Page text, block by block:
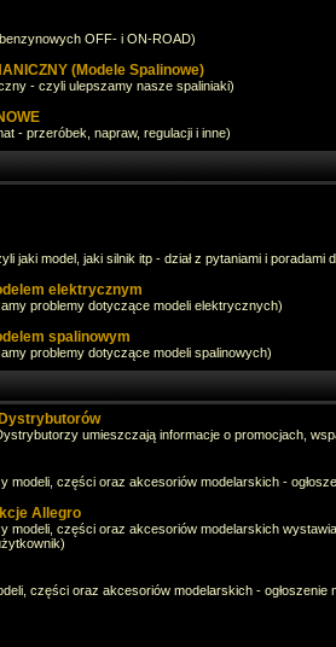
benzynowych OFF- i ON-ROAD)
(Modele Spalinowe)
- czyli ulepszamy nasze spaliniaki)
- przeróbek, napraw, regulacji i inne)
jaki model, jaki silnik itp - dział z pytaniami i poradami
elektrycznym
problemy dotyczące modeli elektrycznych)
spalinowym
problemy dotyczące modeli spalinowych)
umieszczają informacje o promocjach,
modeli, części oraz akcesoriów modelarskich -
Allegro
modeli, części oraz akcesoriów modelarskich
części oraz akcesoriów modelarskich -